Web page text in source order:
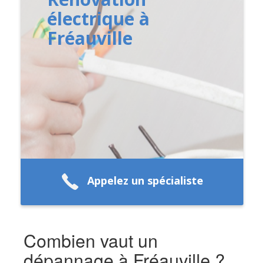
électrique à
Fréauville
Appelez un spécialiste
Combien vaut un